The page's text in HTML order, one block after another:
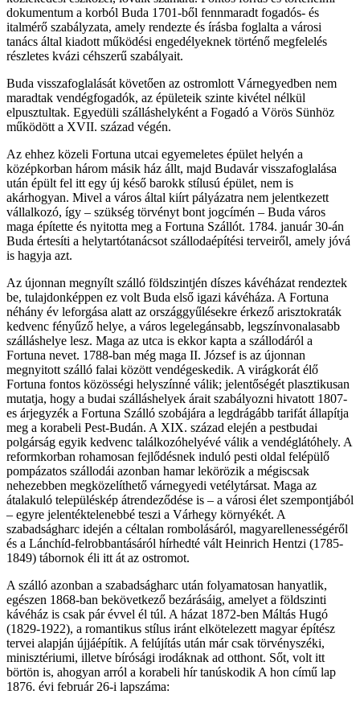
dokumentum a korból Buda 1701-ből fennmaradt fogadós- és
italmérő szabályzata, amely rendezte és írásba foglalta a városi
tanács által kiadott működési engedélyeknek történő megfelelés
részletes kvázi céhszerű szabályait.
Buda visszafoglalását követően az ostromlott Várnegyedben nem
maradtak vendégfogadók, az épületeik szinte kivétel nélkül
elpusztultak. Egyedüli szálláshelyként a Fogadó a Vörös Sünhöz
működött a XVII. század végén.
Az ehhez közeli Fortuna utcai egyemeletes épület helyén a
középkorban három másik ház állt, majd Budavár visszafoglalása
után épült fel itt egy új késő barokk stílusú épület, nem is
akárhogyan. Mivel a város által kiírt pályázatra nem jelentkezett
vállalkozó, így – szükség törvényt bont jogcímén – Buda város
maga építette és nyitotta meg a Fortuna Szállót. 1784. január 30-án
Buda értesíti a helytartótanácsot szállodaépítési terveiről, amely jóvá
is hagyja azt.
Az újonnan megnyílt szálló földszintjén díszes kávéházat rendeztek
be, tulajdonképpen ez volt Buda első igazi kávéháza. A Fortuna
néhány év leforgása alatt az országgyűlésekre érkező arisztokraták
kedvenc fényűző helye, a város legelegánsabb, legszínvonalasabb
szálláshelye lesz. Maga az utca is ekkor kapta a szállodáról a
Fortuna nevet. 1788-ban még maga II. József is az újonnan
megnyitott szálló falai között vendégeskedik. A virágkorát élő
Fortuna fontos közösségi helyszínné válik; jelentőségét plasztikusan
mutatja, hogy a budai szálláshelyek árait szabályozni hivatott 1807-
es árjegyzék a Fortuna Szálló szobájára a legdrágább tarifát állapítja
meg a korabeli Pest-Budán. A XIX. század elején a pestbudai
polgárság egyik kedvenc találkozóhelyévé válik a vendéglátóhely. A
reformkorban rohamosan fejlődésnek induló pesti oldal felépülő
pompázatos szállodái azonban hamar lekörözik a mégiscsak
nehezebben megközelíthető várnegyedi vetélytársat. Maga az
átalakuló településkép átrendeződése is – a városi élet szempontjából
– egyre jelentéktelenebbé teszi a Várhegy környékét. A
szabadságharc idején a céltalan rombolásáról, magyarellenességéről
és a Lánchíd-felrobbantásáról hírhedté vált Heinrich Hentzi (1785-
1849) tábornok éli itt át az ostromot.
A szálló azonban a szabadságharc után folyamatosan hanyatlik,
egészen 1868-ban bekövetkező bezárásáig, amelyet a földszinti
kávéház is csak pár évvel él túl. A házat 1872-ben Máltás Hugó
(1829-1922), a romantikus stílus iránt elkötelezett magyar építész
tervei alapján újjáépítik. A felújítás után már csak törvényszéki,
minisztériumi, illetve bírósági irodáknak ad otthont. Sőt, volt itt
börtön is, ahogyan arról a korabeli hír tanúskodik A hon című lap
1876. évi február 26-i lapszáma: